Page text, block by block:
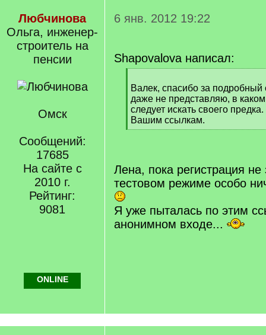
Любчинова
Ольга, инженер-
строитель на
пенсии
Омск
Сообщений:
17685
На сайте с
2010 г.
Рейтинг:
9081
6 янв. 2012 19:22
Shapovalova написал:
q
]
Валек, спасибо за подробный
даже не представляю, в
следует искать своего
Вашим ссылкам.
[
Лена, пока регистрация не
тестовом режиме особо
Я уже пыталась по этим
анонимном входе...
ONLINE